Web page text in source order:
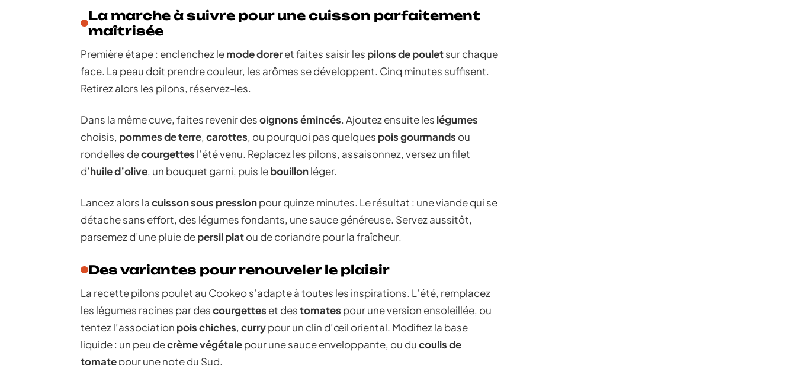
La marche à suivre pour une cuisson parfaitement
maîtrisée
Première étape : enclenchez lemode doreret faites saisir les pilons de pouletsur chaque
face. La peau doit prendre couleur, les arômes se développent. Cinq minutes suffisent.
Retirez alors les pilons, réservez-les.
Dans la même cuve, faites revenir desoignons émincés. Ajoutez ensuite les légumes
choisis, pommes de terre, carottes, ou pourquoi pas quelques pois gourmands ou
rondelles decourgettes l’été venu. Replacez les pilons, assaisonnez, versez un filet
d’huile d’olive, un bouquet garni, puis lebouillonléger.
Lancez alors lacuisson sous pressionpour quinze minutes. Le résultat : une viande qui se
détache sans effort, des légumes fondants, une sauce généreuse. Servez aussitôt,
parsemez d’une pluie depersil platou de coriandre pour la fraîcheur.
Des variantes pour renouveler le plaisir
La recette pilons poulet au Cookeo s’adapte à toutes les inspirations. L’été, remplacez
les légumes racines par descourgettes et destomates pour une version ensoleillée, ou
tentez l’association pois chiches, currypour un clin d’œil oriental. Modifiez la base
liquide : un peu decrème végétalepour une sauce enveloppante, ou ducoulis de
tomatepour une note du Sud.